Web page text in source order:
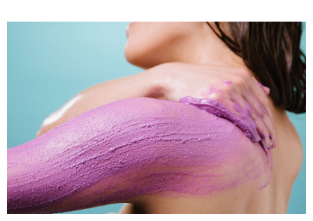
1.本服務係由「台灣大哥大股份有限公司」（以下簡稱本公司）所提供，讓
用戶於交易時，得透過本服務購買商品或服務，並由商店將買賣／分期付款
買賣價金債權讓與本公司後，依約使用本公司帳單繳交帳款。
2.基於同意付款使用「大哥付你分期」之契約關係目的，商店將以您的個人
資料（包含姓名、電話或地址）提供予台灣大哥大進項蒐集、處理及利用，
由本公司與您本人進行分期帳單所需資料之確認、核對及更正。
3.完整用戶服務條款，請詳閱以下連結：https://oppay.tw/userRule
※ 請注意：結帳手續完成當下不需立刻繳費，但若您需要取消訂單，請聯絡
購買商品的店家。未經商家同意取消之訂單仍視為有效，需透過AFTEE先享
※ 交易是否成功請以「AFTEE先享後付 」之結帳頁面顯示為準，若有關於
是否繳費成功／繳費後需取消欲退款等相關疑問，請聯繫「AFTEE先享後付
https://netprotections.freshdesk.com/support/home
【注意事項】
１．透過由恩沛科技股份有限公司提供之「AFTEE先享後付」服務完成之交
易，需依本服務之必要範圍內提供個人資料，並將交易相關給付款項請求債
權轉讓予恩沛科技股份有限公司。
２．關於個人資料處理事宜，請瀏覽以下網址：
https://aftee.tw/terms/#terms3
３．未成年的使用者請事先徵得法定代理人或監護人之同意方可使用
「AFTEE先享後付」，若未經同意申辦者引起之損失，本公司不負相關責
任。
宅配
每筆NT$100，滿NT$1,000(含以上)免運費
京站台北店客服中心(1F星巴克旁) 即日起不提供京站紙袋，取件時
請自備購物袋，若需購買紙袋可現場詢問